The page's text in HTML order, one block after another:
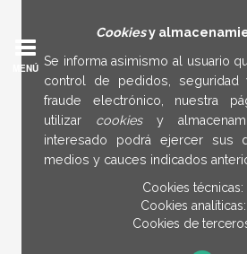
Cookiesy
Se informa asimismo al usuario
control de pedidos, seguridad
fraude electrónico, nuestra
utilizar cookies y
interesado podrá ejercer sus
medios y cauces indicados
Cookies técnicas:
Cookies analíticas:
Cookies de
MENÚ